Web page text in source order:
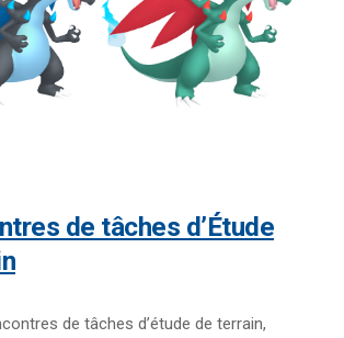
de tâches d’étude de terrain,